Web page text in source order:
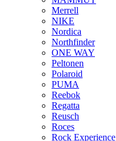
Merrell
NIKE
Nordica
Northfinder
ONE WAY
Peltonen
Polaroid
PUMA
Reebok
Regatta
Reusch
Roces
Rock Experience